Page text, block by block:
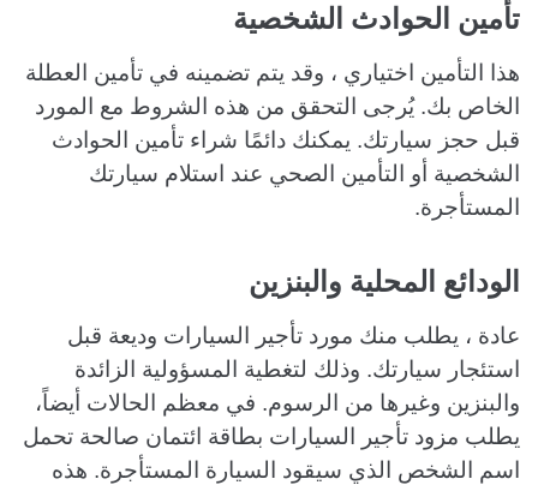
تأمين الحوادث الشخصية
هذا التأمين اختياري ، وقد يتم تضمينه في تأمين العطلة
الخاص بك. يُرجى التحقق من هذه الشروط مع المورد
قبل حجز سيارتك. يمكنك دائمًا شراء تأمين الحوادث
الشخصية أو التأمين الصحي عند استلام سيارتك
المستأجرة.
الودائع المحلية والبنزين
عادة ، يطلب منك مورد تأجير السيارات وديعة قبل
استئجار سيارتك. وذلك لتغطية المسؤولية الزائدة
والبنزين وغيرها من الرسوم. في معظم الحالات أيضاً،
يطلب مزود تأجير السيارات بطاقة ائتمان صالحة تحمل
اسم الشخص الذي سيقود السيارة المستأجرة. هذه